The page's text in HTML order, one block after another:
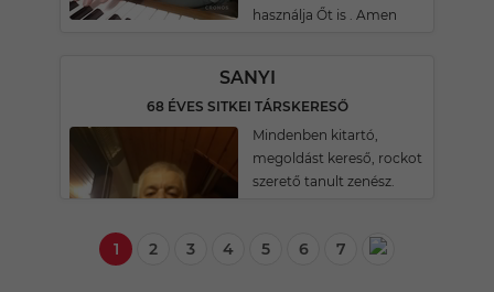
használja Őt is . Amen
SANYI
68 ÉVES SITKEI TÁRSKERESŐ
Mindenben kitartó,
megoldást kereső, rockot
szerető tanult zenész.
1 2 3 4 5 6 7